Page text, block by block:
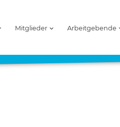
Mitglieder Arbeitgebende